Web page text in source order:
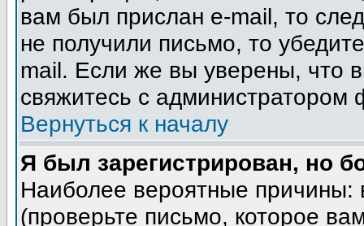
вам был прислан e-mail, то
не получили письмо, то
mail. Если же вы уверены, что
свяжитесь с администратором
Вернуться к началу
Я был зарегистрирован, но
Наиболее вероятные
(проверьте письмо, которое